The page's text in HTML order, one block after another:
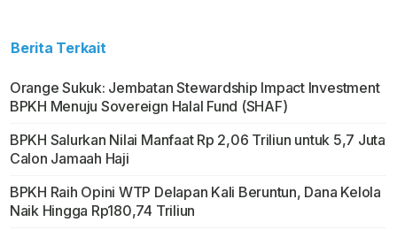
Berita Terkait
Orange Sukuk: Jembatan Stewardship Impact Investment
BPKH Menuju Sovereign Halal Fund (SHAF)
BPKH Salurkan Nilai Manfaat Rp 2,06 Triliun untuk 5,7 Juta
Calon Jamaah Haji
BPKH Raih Opini WTP Delapan Kali Beruntun, Dana Kelola
Naik Hingga Rp180,74 Triliun